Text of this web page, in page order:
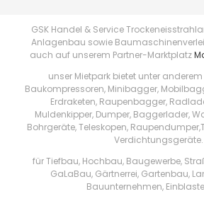
GSK Handel & Service
Anlagenbau sowie
auch auf unserem Partner-Marktplatz
unser Mietpark bietet unter
Baukompressoren, Minibagger,
Erdraketen, Raupenbagger,
Muldenkipper, Dumper, Baggerlader,
Bohrgeräte, Teleskopen,
Verdichtungsgeräte.
für Tiefbau, Hochbau, Baugewerbe,
GaLaBau, Gärtnerrei, Gartenbau,
Bauunternehmen,